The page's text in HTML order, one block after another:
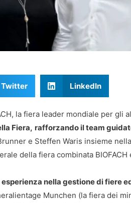
Twitter LinkedIn
la fiera leader mondiale per gli
Fiera, rafforzando il team
e Steffen Waris insieme
della fiera combinata BIOFACH
nella gestione di fiere
Munchen (la fiera dei